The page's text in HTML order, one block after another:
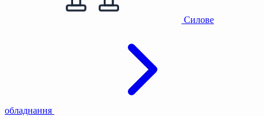
Силове
обладнання